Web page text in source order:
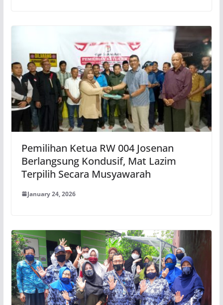
Pemilihan Ketua RW 004 Josenan
Berlangsung Kondusif, Mat Lazim
Terpilih Secara Musyawarah
January 24, 2026